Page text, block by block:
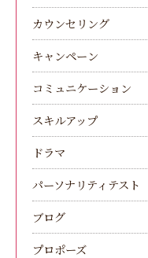
カウンセリング
キャンペーン
コミュニケーション
スキルアップ
ドラマ
パーソナリティテスト
ブログ
プロポーズ